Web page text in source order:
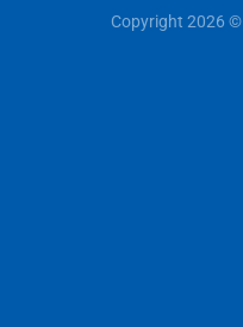
Copyright 2026 ©